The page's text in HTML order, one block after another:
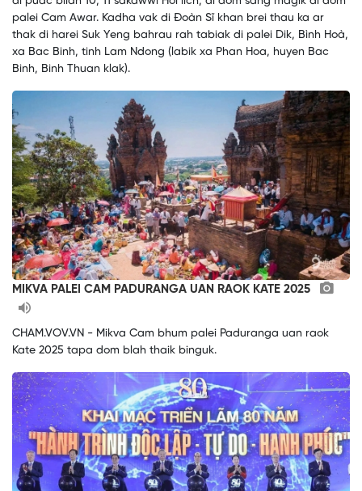
palei Cam Awar. Kadha vak di Đoàn Sĩ khan brei thau ka ar
thak di harei Suk Yeng bahrau rah tabiak di palei Dik, Bình Hoà,
xa Bac Binh, tinh Lam Ndong (labik xa Phan Hoa, huyen Bac
Binh, Binh Thuan klak).
MIKVA PALEI CAM PADURANGA UAN RAOK KATE 2025
CHAM.VOV.VN - Mikva Cam bhum palei Paduranga uan raok
Kate 2025 tapa dom blah thaik binguk.